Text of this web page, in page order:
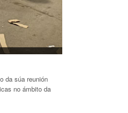
da súa reunión
no ámbito da